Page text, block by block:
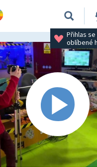
Přihlas se
oblíbené